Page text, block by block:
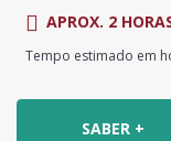
APROX. 2
Tempo estimado em
SABER +